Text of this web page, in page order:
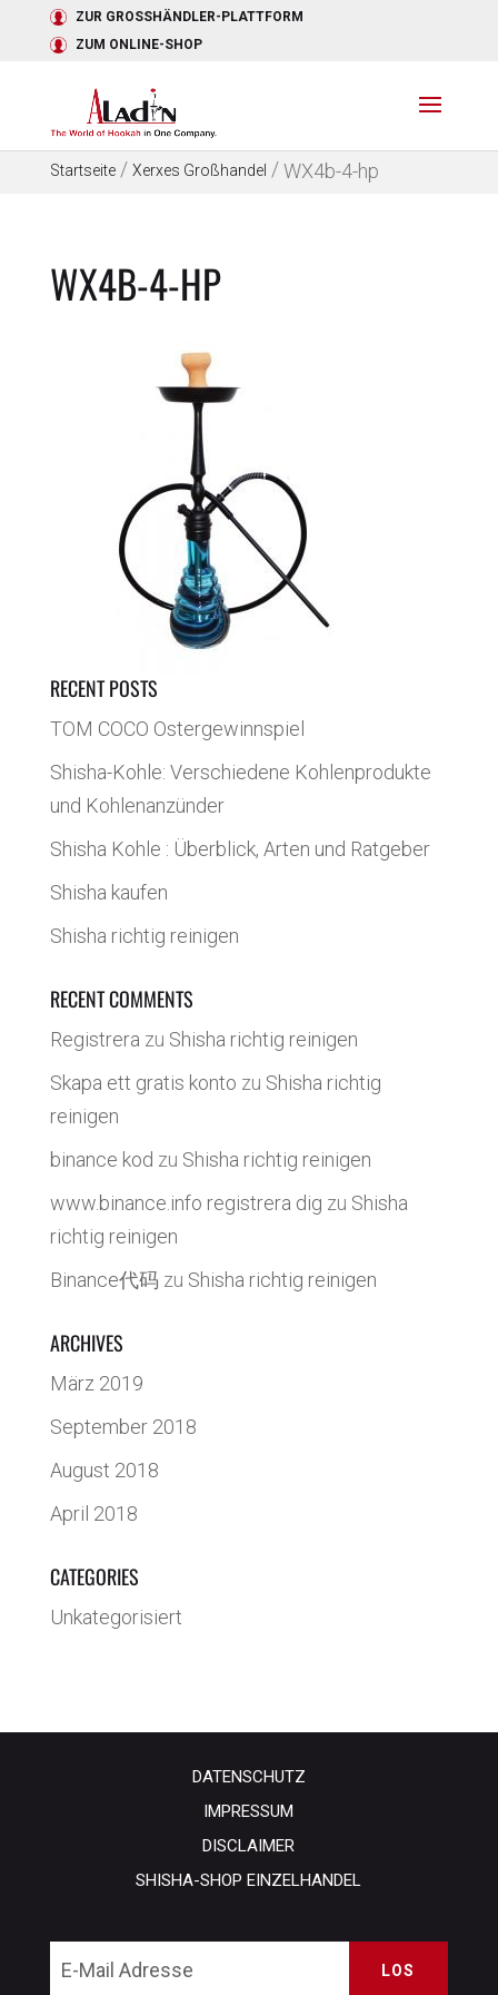
ZUR GROSSHÄNDLER-PLATTFORM
ZUM ONLINE-SHOP
Startseite/ Xerxes Großhandel /WX4b-4-hp
WX4B-4-HP
RECENT POSTS
TOM COCO Ostergewinnspiel
Shisha-Kohle: Verschiedene Kohlenprodukte
und Kohlenanzünder
Shisha Kohle : Überblick, Arten und Ratgeber
Shisha kaufen
Shisha richtig reinigen
RECENT COMMENTS
Registrera zu Shisha richtig reinigen
Skapa ett gratis konto zu Shisha richtig
reinigen
binance kod zu Shisha richtig reinigen
www.binance.info registrera dig zu Shisha
richtig reinigen
Binance代码 zu Shisha richtig reinigen
ARCHIVES
März 2019
September 2018
August 2018
April 2018
CATEGORIES
Unkategorisiert
DATENSCHUTZ
IMPRESSUM
DISCLAIMER
SHISHA-SHOP EINZELHANDEL
LOS